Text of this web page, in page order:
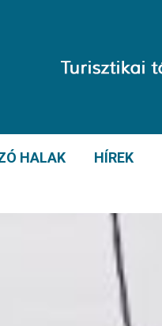
HALAK HÍREK